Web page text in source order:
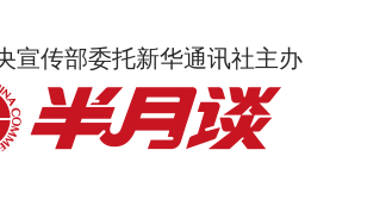
宣传部委托新华通讯社主办